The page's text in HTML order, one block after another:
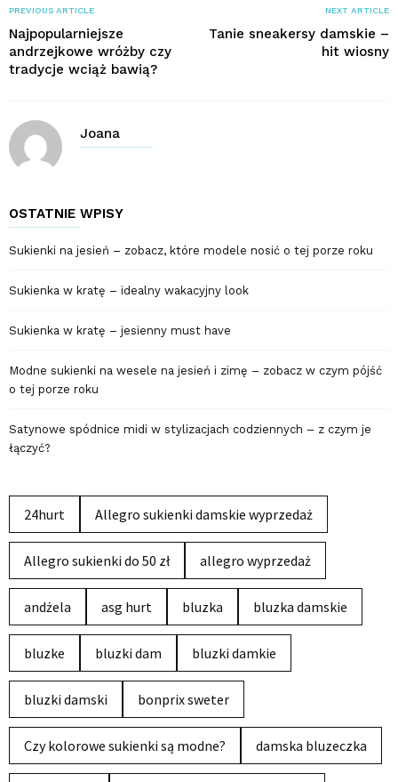
PREVIOUS ARTICLE
Najpopularniejsze
andrzejkowe wróżby czy
tradycje wciąż bawią?
NEXT ARTICLE
Tanie sneakersy damskie –
hit wiosny
Joana
OSTATNIE WPISY
Sukienki na jesień – zobacz, które modele nosić o tej porze roku
Sukienka w kratę – idealny wakacyjny look
Sukienka w kratę – jesienny must have
Modne sukienki na wesele na jesień i zimę – zobacz w czym pójść
o tej porze roku
Satynowe spódnice midi w stylizacjach codziennych – z czym je
łączyć?
24hurt Allegro sukienki damskie wyprzedaż
Allegro sukienki do 50 zł allegro wyprzedaż
andżela asg hurt bluzka bluzka damskie
bluzke bluzki dam bluzki damkie
bluzki damski bonprix sweter
Czy kolorowe sukienki są modne? damska bluzeczka